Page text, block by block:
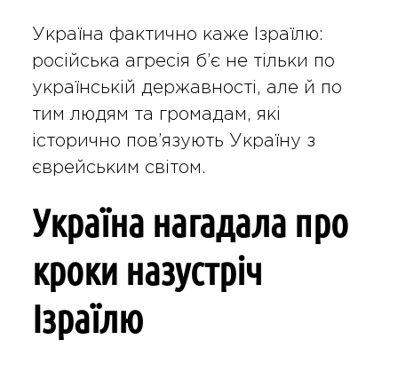
Україна фактично каже Ізраїлю:
російська агресія б’є не тільки по
українській державності, але й по
тим людям та громадам, які
історично пов’язують Україну з
єврейським світом.
Україна нагадала про
кроки назустріч
Ізраїлю